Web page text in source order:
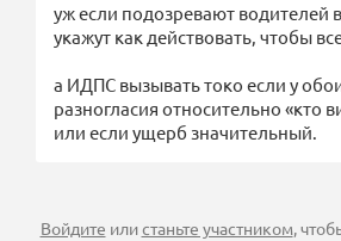
уж если подозревают водителей
укажут как действовать, чтобы
а ИДПС вызывать токо если у
разногласия относительно «кто
или если ущерб значительный.
Войдите илистаньте участником,